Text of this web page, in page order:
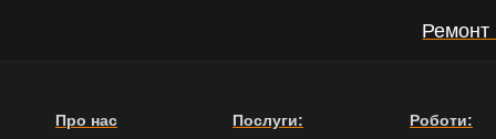
Ремонт
Про нас Послуги: Роботи: